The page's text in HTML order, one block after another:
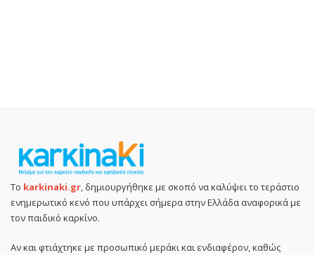
Το karkinaki.gr, δημιουργήθηκε με σκοπό να καλύψει το τεράστιο
ενημερωτικό κενό που υπάρχει σήμερα στην Ελλάδα αναφορικά με
τον παιδικό καρκίνο.
Αν και φτιάχτηκε με προσωπικό μεράκι και ενδιαφέρον, καθώς